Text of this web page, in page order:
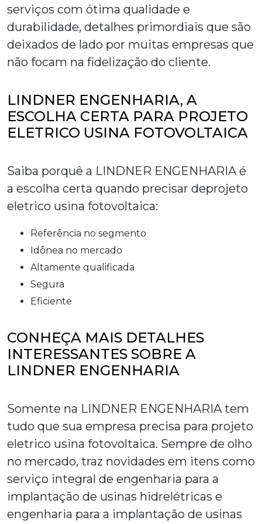
serviços com ótima qualidade e
durabilidade, detalhes primordiais que são
deixados de lado por muitas empresas que
não focam na fidelização do cliente.
LINDNER ENGENHARIA, A
ESCOLHA CERTA PARA PROJETO
ELETRICO USINA FOTOVOLTAICA
Saiba porquê a LINDNER ENGENHARIA é
a escolha certa quando precisar deprojeto
eletrico usina fotovoltaica:
referência no segmento
idônea no mercado
altamente qualificada
segura
eficiente
CONHEÇA MAIS DETALHES
INTERESSANTES SOBRE A
LINDNER ENGENHARIA
Somente na LINDNER ENGENHARIA tem
tudo que sua empresa precisa para projeto
eletrico usina fotovoltaica. Sempre de olho
no mercado, traz novidades em itens como
serviço integral de engenharia para a
implantação de usinas hidrelétricas e
engenharia para a implantação de usinas